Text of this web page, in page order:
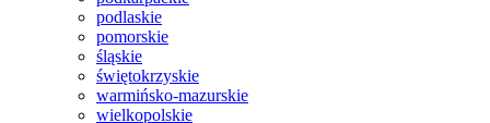
podlaskie
pomorskie
śląskie
świętokrzyskie
warmińsko-mazurskie
wielkopolskie